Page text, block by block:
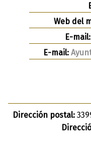
Web del
E-mail:
E-mail:
Dirección postal: